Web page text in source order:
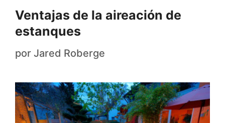
Ventajas de la aireación de
estanques
por Jared Roberge